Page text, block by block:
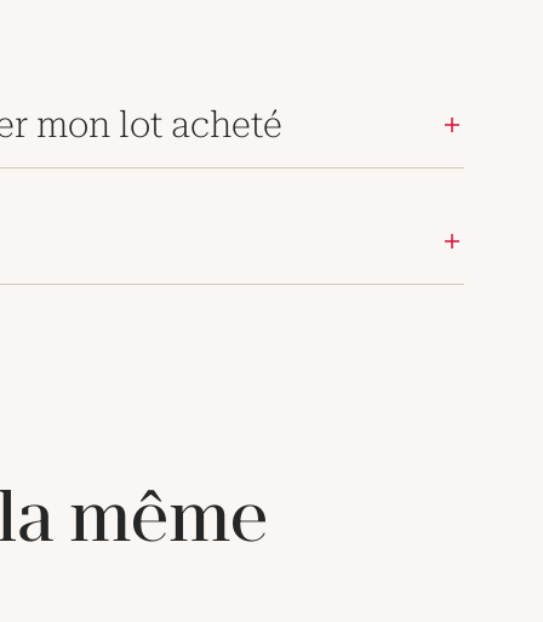
mon lot acheté
même